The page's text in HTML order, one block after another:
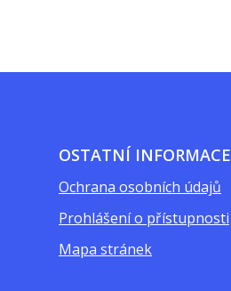
OSTATNÍ INFORMACE
Ochrana osobních údajů
Prohlášení o přístupnosti
Mapa stránek